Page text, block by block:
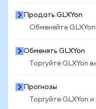
Продать GLXYon
Обменяйте
Обменять GLXYon
Торгуйте GLXYon
Прогнозы
Торгуйте GLXYon